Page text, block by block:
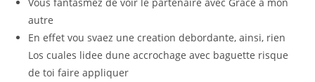
autre
En effet vou svaez une creation debordante, ainsi, rien
Los cuales lidee dune accrochage avec baguette risque
de toi faire appliquer